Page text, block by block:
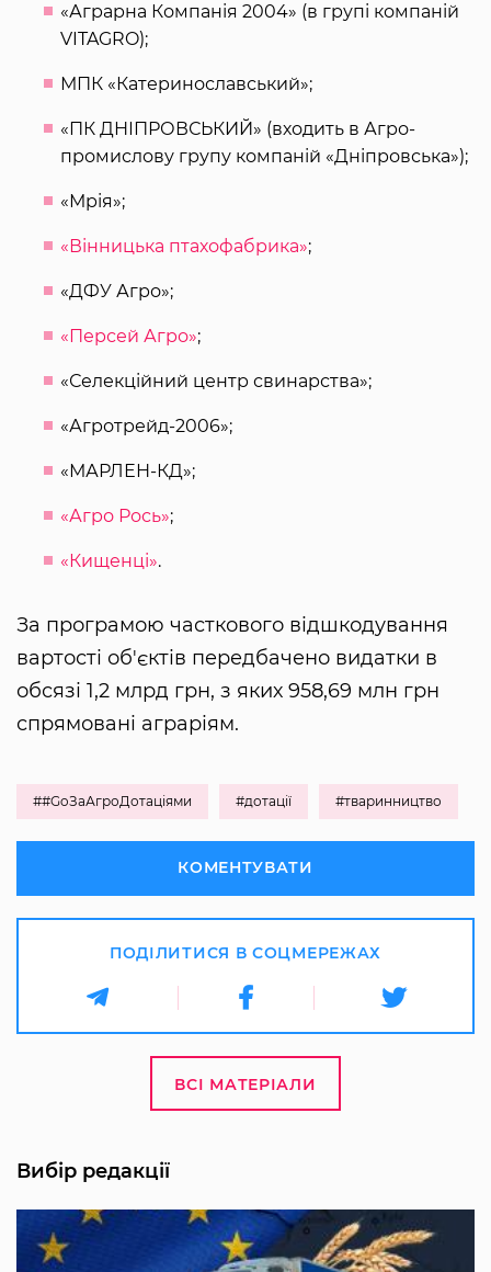
«Аграрна Компанія 2004» (в групі компаній
VITAGRO);
МПК «Катеринославський»;
«ПК ДНІПРОВСЬКИЙ» (входить в Агро-
промислову групу компаній «Дніпровська»);
«Мрія»;
«Вінницька птахофабрика»;
«ДФУ Агро»;
«Персей Агро»;
«Селекційний центр свинарства»;
«Агротрейд-2006»;
«МАРЛЕН-КД»;
«Агро Рось»;
«Кищенці».
За програмою часткового відшкодування
вартості об'єктів передбачено видатки в
обсязі 1,2 млрд грн, з яких 958,69 млн грн
спрямовані аграріям.
##GoЗаАгроДотаціями #дотації #тваринництво
КОМЕНТУВАТИ
ПОДІЛИТИСЯ В СОЦМЕРЕЖАХ
ВСІ МАТЕРІАЛИ
Вибір редакції